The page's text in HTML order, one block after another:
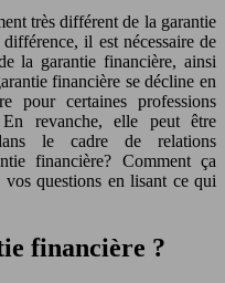
très différent de la garantie
il est nécessaire de
la garantie financière, ainsi
financière se décline en
pour certaines professions
En revanche, elle peut être
le cadre de relations
financière? Comment ça
questions en lisant ce qui
financière ?